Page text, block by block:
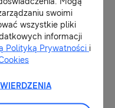
mogą korzystać
Smart TV.
swoimi
wszystkie pliki
informacji
Polityką Prywatności i